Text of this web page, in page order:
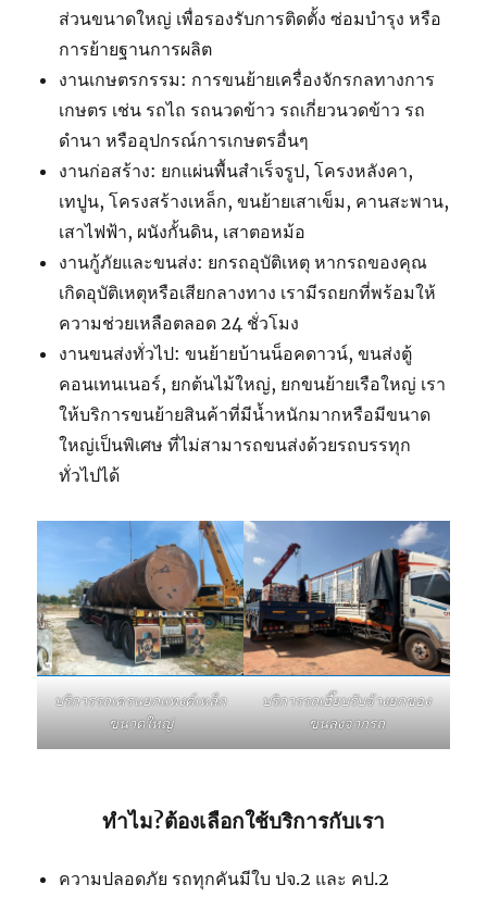
ส่วนขนาดใหญ่ เพื่อรองรับการติดตั้ง ซ่อมบำรุง หรือ
การย้ายฐานการผลิต
งานเกษตรกรรม: การขนย้ายเครื่องจักรกลทางการ
เกษตร เช่น รถไถ รถนวดข้าว รถเกี่ยวนวดข้าว รถ
ดำนา หรืออุปกรณ์การเกษตรอื่นๆ
งานก่อสร้าง: ยกแผ่นพื้นสำเร็จรูป, โครงหลังคา,
เทปูน, โครงสร้างเหล็ก, ขนย้ายเสาเข็ม, คานสะพาน,
เสาไฟฟ้า, ผนังกั้นดิน, เสาตอหม้อ
งานกู้ภัยและขนส่ง: ยกรถอุบัติเหตุ หากรถของคุณ
เกิดอุบัติเหตุหรือเสียกลางทาง เรามีรถยกที่พร้อมให้
ความช่วยเหลือตลอด 24 ชั่วโมง
งานขนส่งทั่วไป: ขนย้ายบ้านน็อคดาวน์, ขนส่งตู้
คอนเทนเนอร์, ยกต้นไม้ใหญ่, ยกขนย้ายเรือใหญ่ เรา
ให้บริการขนย้ายสินค้าที่มีน้ำหนักมากหรือมีขนาด
ใหญ่เป็นพิเศษ ที่ไม่สามารถขนส่งด้วยรถบรรทุก
ทั่วไปได้
บริการรถเครนยกแทงค์เหล็ก
ขนาดใหญ่
บริการรถเฮี๊ยบรับจ้างยกของ
ขนลงจากรถ
ทำไม?ต้องเลือกใช้บริการกับเรา
ความปลอดภัย รถทุกคันมีใบ ปจ.2 และ คป.2